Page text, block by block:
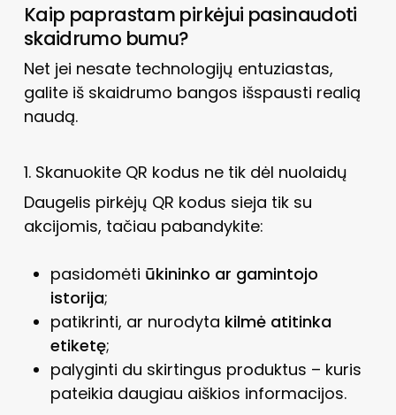
Kaip paprastam pirkėjui pasinaudoti
skaidrumo bumu?
Net jei nesate technologijų entuziastas,
galite iš skaidrumo bangos išspausti realią
naudą.
1. Skanuokite QR kodus ne tik dėl nuolaidų
Daugelis pirkėjų QR kodus sieja tik su
akcijomis, tačiau pabandykite:
pasidomėti ūkininko ar gamintojo
istorija;
patikrinti, ar nurodyta kilmė atitinka
etiketę;
palyginti du skirtingus produktus – kuris
pateikia daugiau aiškios informacijos.